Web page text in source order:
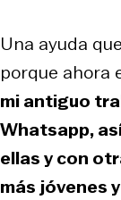
Una ayuda
porque ahora
mi antiguo
Whatsapp,
ellas y con
más jóvenes